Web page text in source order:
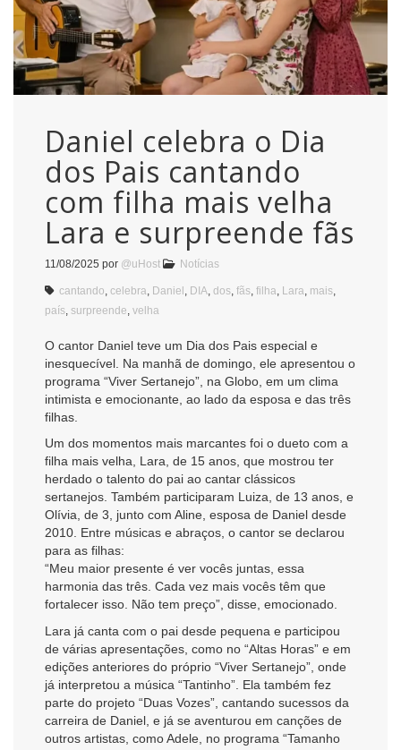
Daniel celebra o Dia
dos Pais cantando
com filha mais velha
Lara e surpreende fãs
11/08/2025 por @uHost Notícias
cantando celebra Daniel DIA dos fãs filha Lara mais
país surpreende velha
O cantor Daniel teve um Dia dos Pais especial e
inesquecível. Na manhã de domingo, ele apresentou o
programa “Viver Sertanejo”, na Globo, em um clima
intimista e emocionante, ao lado da esposa e das três
filhas.
Um dos momentos mais marcantes foi o dueto com a
filha mais velha, Lara, de 15 anos, que mostrou ter
herdado o talento do pai ao cantar clássicos
sertanejos. Também participaram Luiza, de 13 anos, e
Olívia, de 3, junto com Aline, esposa de Daniel desde
2010. Entre músicas e abraços, o cantor se declarou
para as filhas:
“Meu maior presente é ver vocês juntas, essa
harmonia das três. Cada vez mais vocês têm que
fortalecer isso. Não tem preço”, disse, emocionado.
Lara já canta com o pai desde pequena e participou
de várias apresentações, como no “Altas Horas” e em
edições anteriores do próprio “Viver Sertanejo”, onde
já interpretou a música “Tantinho”. Ela também fez
parte do projeto “Duas Vozes”, cantando sucessos da
carreira de Daniel, e já se aventurou em canções de
outros artistas, como Adele, no programa “Tamanho